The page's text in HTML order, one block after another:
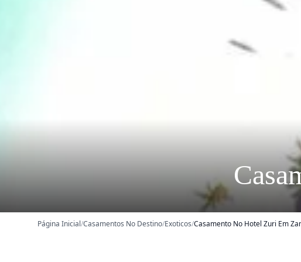
Página Inicial/Casamentos No Destino/Exoticos/Casamento No Hotel Zuri Em